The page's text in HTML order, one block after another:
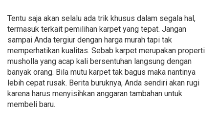
Tentu saja akan selalu ada trik khusus dalam segala hal,
termasuk terkait pemilihan karpet yang tepat. Jangan
sampai Anda tergiur dengan harga murah tapi tak
memperhatikan kualitas. Sebab karpet merupakan properti
musholla yang acap kali bersentuhan langsung dengan
banyak orang. Bila mutu karpet tak bagus maka nantinya
lebih cepat rusak. Berita buruknya, Anda sendiri akan rugi
karena harus menyisihkan anggaran tambahan untuk
membeli baru.